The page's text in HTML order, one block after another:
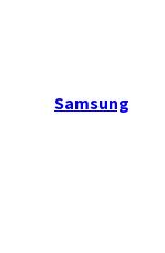
Samsung